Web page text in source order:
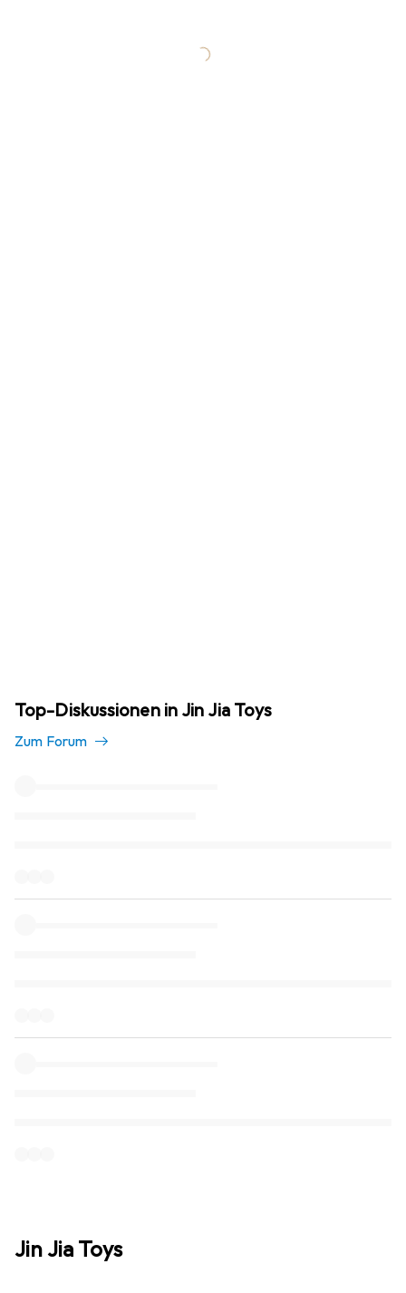
Top-Diskussionen in Jin Jia Toys
Zum Forum
Jin Jia Toys